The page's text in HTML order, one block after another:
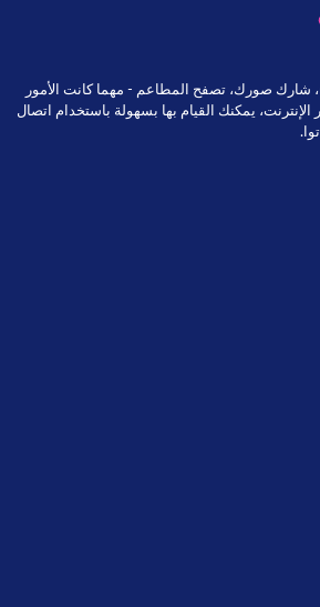
شارك صورك، تصفح المطاعم - مهما كانت الأمور
الإنترنت، يمكنك القيام بها بسهولة باستخدام اتصال